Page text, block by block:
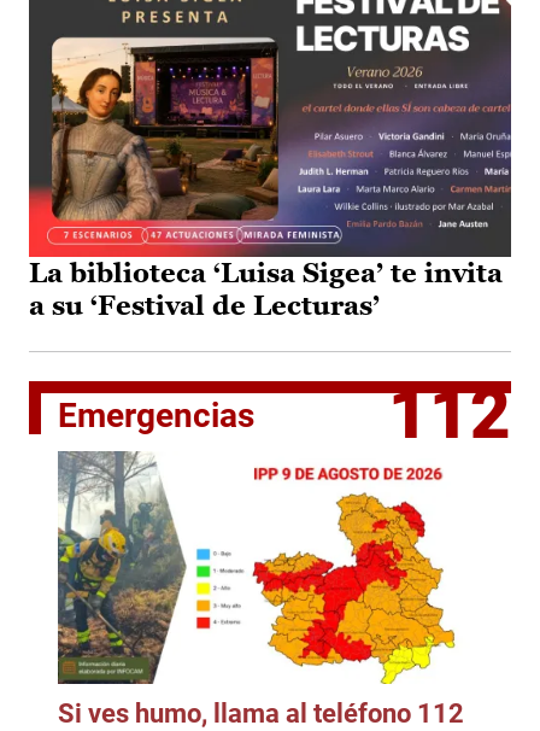
La biblioteca ‘Luisa Sigea’ te invita
a su ‘Festival de Lecturas’
Emergencias 112
Si ves humo, llama al teléfono 112